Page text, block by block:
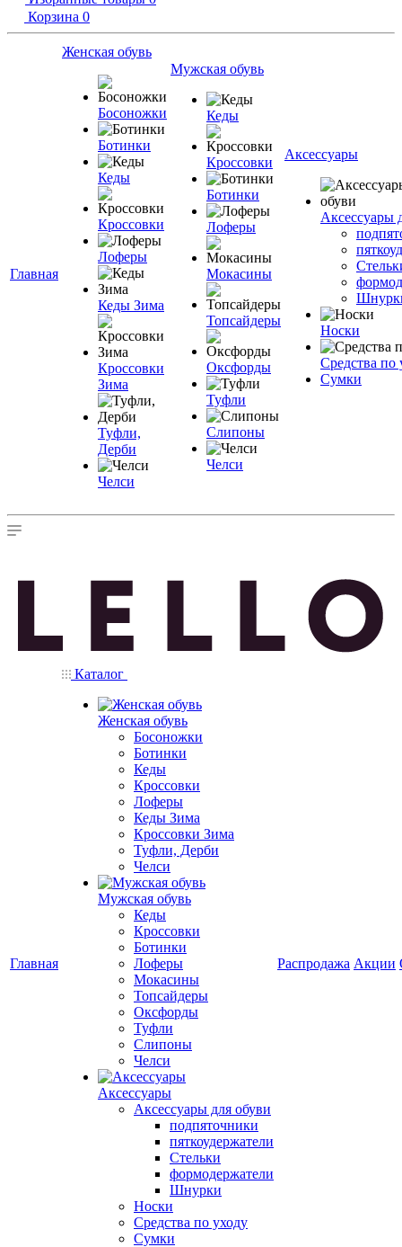
Корзина 0
Главная
Женская обувь
Босоножки
Ботинки
Кеды
Кроссовки
Лоферы
Кеды Зима
Кроссовки
Зима
Туфли,
Дерби
Челси
Мужская обувь
Кеды
Кроссовки
Ботинки
Лоферы
Мокасины
Топсайдеры
Оксфорды
Туфли
Слипоны
Челси
Аксессуары
Аксессуары
Носки
Средства по
Сумки
Главная
Каталог
Женская обувь
Босоножки
Ботинки
Кеды
Кроссовки
Лоферы
Кеды Зима
Кроссовки Зима
Туфли, Дерби
Челси
Мужская обувь
Кеды
Кроссовки
Ботинки
Лоферы
Мокасины
Топсайдеры
Оксфорды
Туфли
Слипоны
Челси
Аксессуары
Аксессуары для обуви
подпяточники
пяткоудержатели
Стельки
формодержатели
Шнурки
Носки
Средства по уходу
Сумки
Распродажа Акции